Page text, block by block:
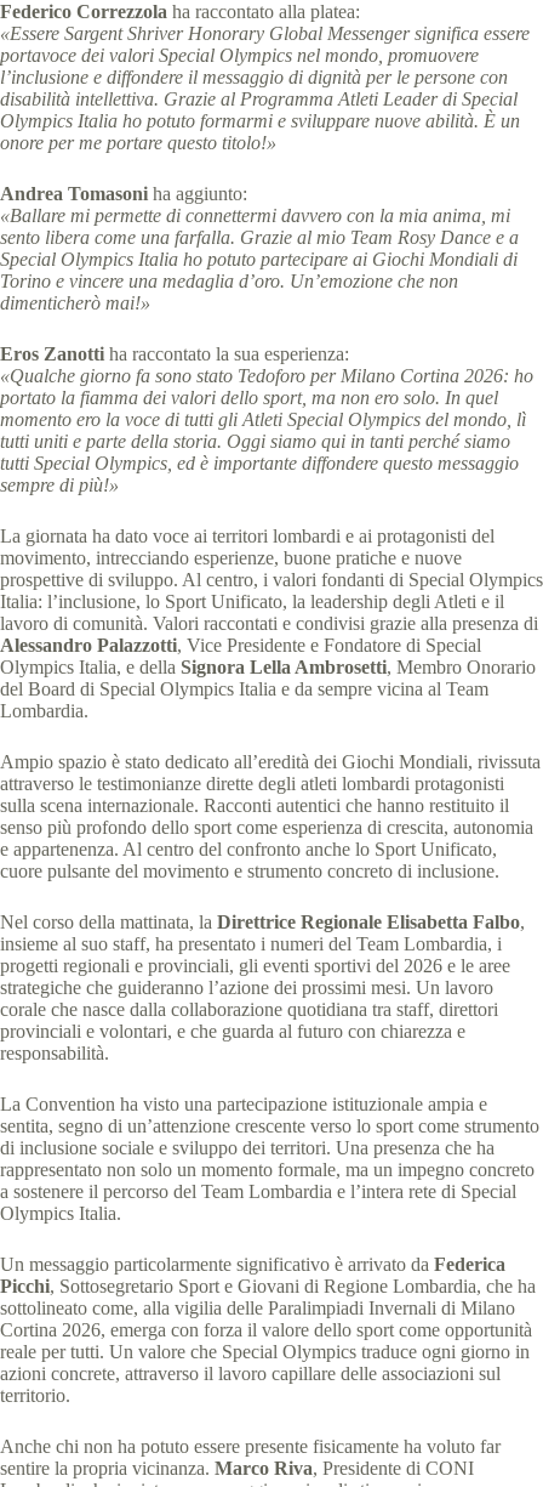
Federico Correzzola ha raccontato alla platea:
«Essere Sargent Shriver Honorary Global Messenger significa essere
portavoce dei valori Special Olympics nel mondo, promuovere
l’inclusione e diffondere il messaggio di dignità per le persone con
disabilità intellettiva. Grazie al Programma Atleti Leader di Special
Olympics Italia ho potuto formarmi e sviluppare nuove abilità. È un
onore per me portare questo titolo!»
Andrea Tomasoni ha aggiunto:
«Ballare mi permette di connettermi davvero con la mia anima, mi
sento libera come una farfalla. Grazie al mio Team Rosy Dance e a
Special Olympics Italia ho potuto partecipare ai Giochi Mondiali di
Torino e vincere una medaglia d’oro. Un’emozione che non
dimenticherò mai!»
Eros Zanotti ha raccontato la sua esperienza:
«Qualche giorno fa sono stato Tedoforo per Milano Cortina 2026: ho
portato la fiamma dei valori dello sport, ma non ero solo. In quel
momento ero la voce di tutti gli Atleti Special Olympics del mondo, lì
tutti uniti e parte della storia. Oggi siamo qui in tanti perché siamo
tutti Special Olympics, ed è importante diffondere questo messaggio
sempre di più!»
La giornata ha dato voce ai territori lombardi e ai protagonisti del
movimento, intrecciando esperienze, buone pratiche e nuove
prospettive di sviluppo. Al centro, i valori fondanti di Special Olympics
Italia: l’inclusione, lo Sport Unificato, la leadership degli Atleti e il
lavoro di comunità. Valori raccontati e condivisi grazie alla presenza di
Alessandro Palazzotti, Vice Presidente e Fondatore di Special
Olympics Italia, e della Signora Lella Ambrosetti, Membro Onorario
del Board di Special Olympics Italia e da sempre vicina al Team
Lombardia.
Ampio spazio è stato dedicato all’eredità dei Giochi Mondiali, rivissuta
attraverso le testimonianze dirette degli atleti lombardi protagonisti
sulla scena internazionale. Racconti autentici che hanno restituito il
senso più profondo dello sport come esperienza di crescita, autonomia
e appartenenza. Al centro del confronto anche lo Sport Unificato,
cuore pulsante del movimento e strumento concreto di inclusione.
Nel corso della mattinata, la Direttrice Regionale Elisabetta Falbo,
insieme al suo staff, ha presentato i numeri del Team Lombardia, i
progetti regionali e provinciali, gli eventi sportivi del 2026 e le aree
strategiche che guideranno l’azione dei prossimi mesi. Un lavoro
corale che nasce dalla collaborazione quotidiana tra staff, direttori
provinciali e volontari, e che guarda al futuro con chiarezza e
responsabilità.
La Convention ha visto una partecipazione istituzionale ampia e
sentita, segno di un’attenzione crescente verso lo sport come strumento
di inclusione sociale e sviluppo dei territori. Una presenza che ha
rappresentato non solo un momento formale, ma un impegno concreto
a sostenere il percorso del Team Lombardia e l’intera rete di Special
Olympics Italia.
Un messaggio particolarmente significativo è arrivato da Federica
Picchi, Sottosegretario Sport e Giovani di Regione Lombardia, che ha
sottolineato come, alla vigilia delle Paralimpiadi Invernali di Milano
Cortina 2026, emerga con forza il valore dello sport come opportunità
reale per tutti. Un valore che Special Olympics traduce ogni giorno in
azioni concrete, attraverso il lavoro capillare delle associazioni sul
territorio.
Anche chi non ha potuto essere presente fisicamente ha voluto far
sentire la propria vicinanza. Marco Riva, Presidente di CONI